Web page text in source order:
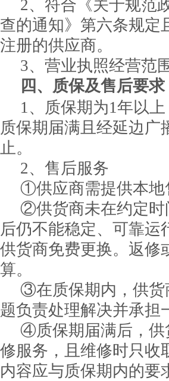
2、符合《关于规范
查的通知》第六条规定
注册的供应商。
3、营业执照经营范
四、质保及售后要求
1、质保期为1年以
质保期届满且经延边广
止。
2、售后服务
①供应商需提供本地
②供货商未在约定时
后仍不能稳定、可靠运
供货商免费更换。返修
算。
③在质保期内，供货
题负责处理解决并承担
④质保期届满后，供
修服务，且维修时只收
内容应与质保期内的要